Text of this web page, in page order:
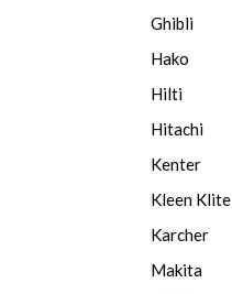
Ghibli
Hako
Hilti
Hitachi
Kenter
Kleen Klite
Karcher
Makita